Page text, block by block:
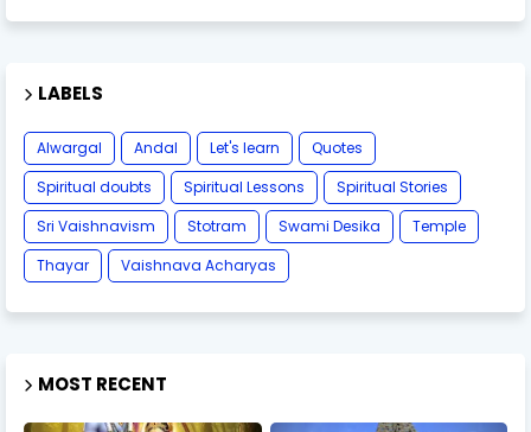
LABELS
Alwargal Andal Let's learn
Quotes
Spiritual doubts
Spiritual Lessons
Spiritual Stories
Sri Vaishnavism
Stotram Swami Desika
Temple
Thayar
Vaishnava Acharyas
MOST RECENT